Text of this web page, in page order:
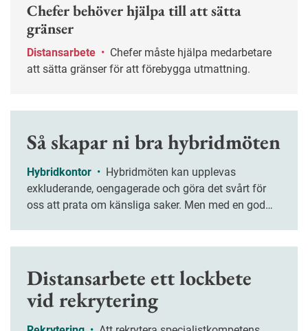
Chefer behöver hjälpa till att sätta
gränser
Distansarbete •
att sätta gränser för att förebygga utmattning.
Så skapar ni bra hybridmöten
Hybridkontor •
exkluderande, oengagerade och göra det svårt för
oss att prata om känsliga saker. Men med en god
Distansarbete ett lockbete
vid rekrytering